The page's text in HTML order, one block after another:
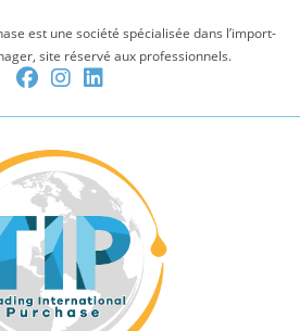
est une société spécialisée dans l’import-
site réservé aux professionnels.